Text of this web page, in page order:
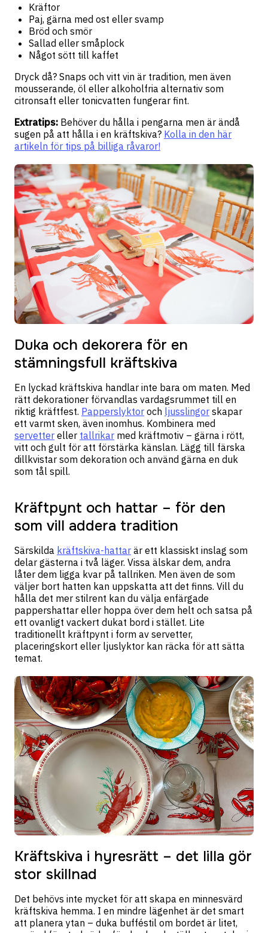
Kräftor
Paj, gärna med ost eller svamp
Bröd och smör
Sallad eller småplock
Något sött till kaffet
Dryck då? Snaps och vitt vin är tradition, men även
mousserande, öl eller alkoholfria alternativ som
citronsaft eller tonicvatten fungerar fint.
Extratips: Behöver du hålla i pengarna men är ändå
sugen på att hålla i en kräftskiva? Kolla in den här
artikeln för tips på billiga råvaror!
Duka och dekorera för en
stämningsfull kräftskiva
En lyckad kräftskiva handlar inte bara om maten. Med
rätt dekorationer förvandlas vardagsrummet till en
riktig kräftfest. Papperslyktor och ljusslingor skapar
ett varmt sken, även inomhus. Kombinera med
servetter eller tallrikar med kräftmotiv – gärna i rött,
vitt och gult för att förstärka känslan. Lägg till färska
dillkvistar som dekoration och använd gärna en duk
som tål spill.
Kräftpynt och hattar – för den
som vill addera tradition
Särskilda kräftskiva-hattar är ett klassiskt inslag som
delar gästerna i två läger. Vissa älskar dem, andra
låter dem ligga kvar på tallriken. Men även de som
väljer bort hatten kan uppskatta att det finns. Vill du
hålla det mer stilrent kan du välja enfärgade
pappershattar eller hoppa över dem helt och satsa på
ett ovanligt vackert dukat bord i stället. Lite
traditionellt kräftpynt i form av servetter,
placeringskort eller ljuslyktor kan räcka för att sätta
temat.
Kräftskiva i hyresrätt – det lilla gör
stor skillnad
Det behövs inte mycket för att skapa en minnesvärd
kräftskiva hemma. I en mindre lägenhet är det smart
att planera ytan – duka bufféstil om bordet är litet,